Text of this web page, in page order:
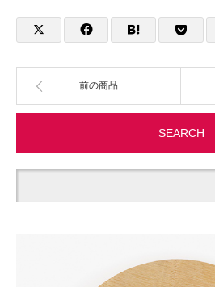
前の商品
SEARCH
物流・運送
製造・加工